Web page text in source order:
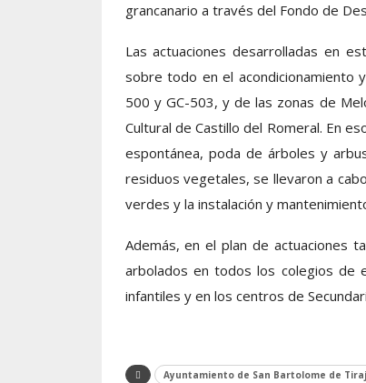
grancanario a través del Fondo de
Las actuaciones desarrolladas en
sobre todo en el acondicionamiento
500 y GC-503, y de las zonas de
Cultural de Castillo del Romeral. En
espontánea, poda de árboles y
residuos vegetales, se llevaron a
verdes y la instalación y
Además, en el plan de actuaciones
arbolados en todos los colegios de
infantiles y en los centros de
Ayuntamiento de San Bartolome de